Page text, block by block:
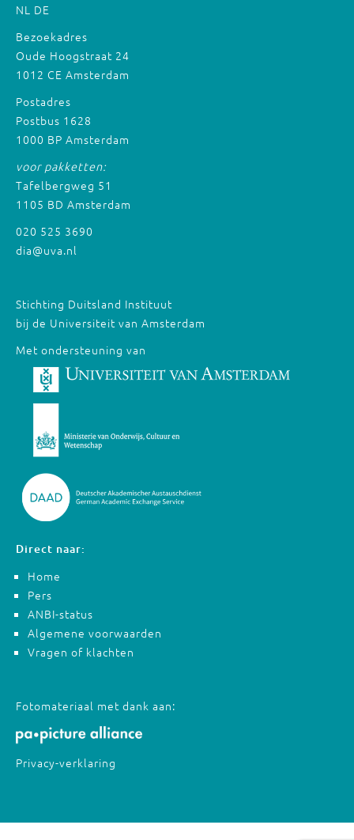
NL DE
Bezoekadres
Oude Hoogstraat 24
1012 CE Amsterdam
Postadres
Postbus 1628
1000 BP Amsterdam
voor pakketten:
Tafelbergweg 51
1105 BD Amsterdam
020 525 3690
dia@uva.nl
Stichting Duitsland Instituut
bij de Universiteit van Amsterdam
Met ondersteuning van
Direct naar:
Home
Pers
ANBI-status
Algemene voorwaarden
Vragen of klachten
Fotomateriaal met dank aan:
Privacy-verklaring